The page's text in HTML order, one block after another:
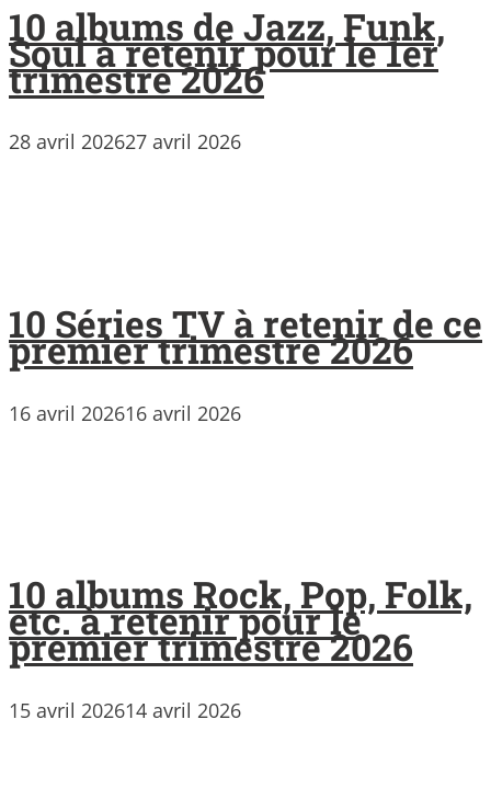
10 albums de Jazz, Funk,
Soul à retenir pour le 1er
trimestre 2026
28 avril 202627 avril 2026
10 Séries TV à retenir de ce
premier trimestre 2026
16 avril 202616 avril 2026
10 albums Rock, Pop, Folk,
etc. à retenir pour le
premier trimestre 2026
15 avril 202614 avril 2026